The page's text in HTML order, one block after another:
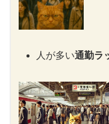
人が多い通勤ラ